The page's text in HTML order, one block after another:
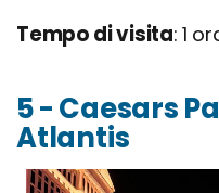
Tempo di visita: 1
5 - Caesars
Atlantis